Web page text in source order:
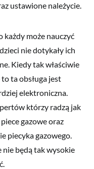
ustawione należycie.
każdy może nauczyć
nie dotykały ich
Kiedy tak właściwie
ta obsługa jest
elektroniczna.
którzy radzą jak
gazowe oraz
piecyka gazowego.
nie będą tak wysokie